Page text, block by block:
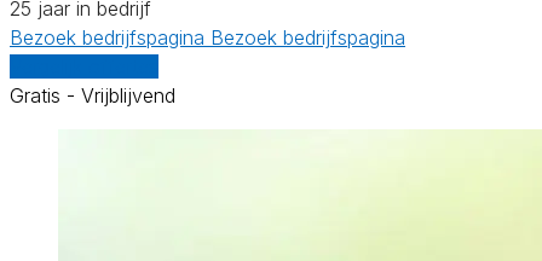
25 jaar in bedrijf
Bezoek bedrijfspagina Bezoek bedrijfspagina
Gratis - Vrijblijvend